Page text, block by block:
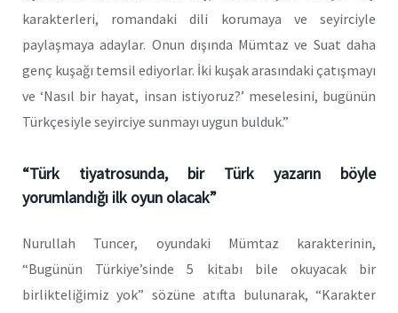
karakterleri, romandaki dili korumaya ve seyirciyle
paylaşmaya adaylar. Onun dışında Mümtaz ve Suat daha
genç kuşağı temsil ediyorlar. İki kuşak arasındaki çatışmayı
ve ‘Nasıl bir hayat, insan istiyoruz?’ meselesini, bugünün
Türkçesiyle seyirciye sunmayı uygun bulduk.”
“Türk tiyatrosunda, bir Türk yazarın böyle
yorumlandığı ilk oyun olacak”
Nurullah Tuncer, oyundaki Mümtaz karakterinin,
“Bugünün Türkiye’sinde 5 kitabı bile okuyacak bir
birlikteliğimiz yok” sözüne atıfta bulunarak, “Karakter